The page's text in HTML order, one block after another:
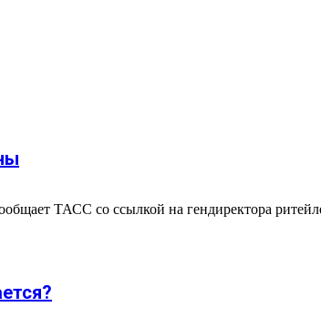
ТАСС со ссылкой на гендиректора